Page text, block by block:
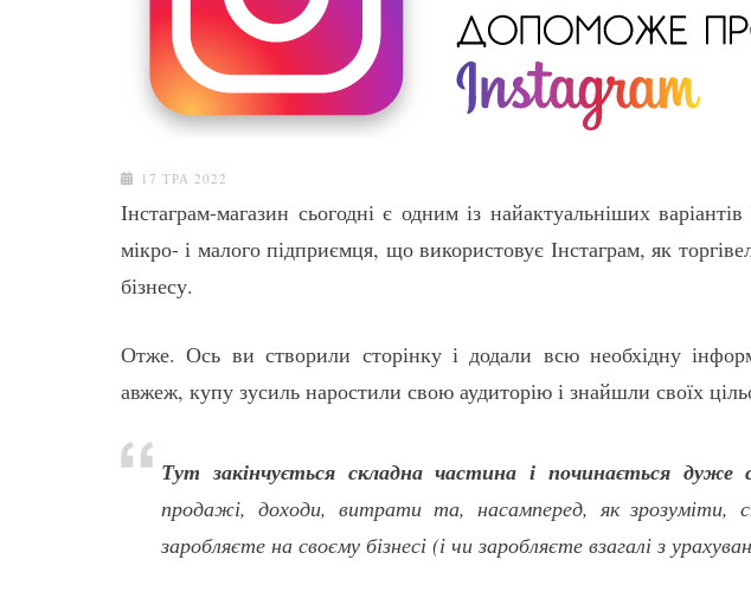
17 ТРА 2022
Інстаграм-магазин сьогодні є одним із найактуальніших
мікро- і малого підприємця, що використовує Інстаграм, як
бізнесу.
Отже. Ось ви створили сторінку і додали всю необхідну
авжеж, купу зусиль наростили свою аудиторію і знайшли своїх
Тут закінчується складна частина і починається дуже
продажі, доходи, витрати та, насамперед, як зрозуміти,
заробляєте на своєму бізнесі (і чи заробляєте взагалі з